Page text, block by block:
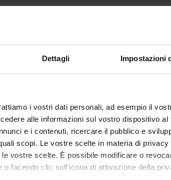
Dettagli Impostazioni
i vostri dati personali, ad esempio il
alle informazioni sul vostro dispositivo
e i contenuti, ricercare il pubblico e
scopi. Le vostre scelte in materia di
vostre scelte. È possibile modificare o
o facendo clic sull'icona di attivazione della
tecnico-organizzativo.